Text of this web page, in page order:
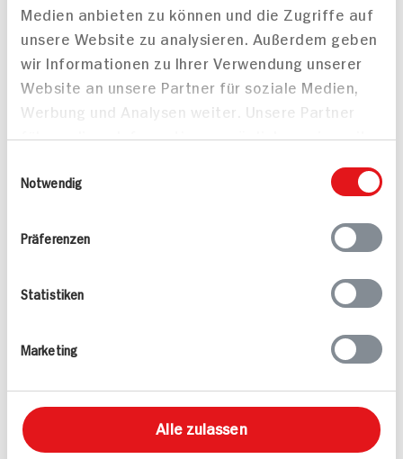
Medien anbieten zu können und die Zugriffe auf
unsere Website zu analysieren. Außerdem geben
wir Informationen zu Ihrer Verwendung unserer
Website an unsere Partner für soziale Medien,
Werbung und Analysen weiter. Unsere Partner
führen diese Informationen möglicherweise mit
bereitgestellt haben oder die sie im Rahmen
Notwendig
Präferenzen
Statistiken
Marketing
Alle zulassen
Häufig gestellte Fragen
Mehr Informationen in unserem FAQ
kontakt
hit.de
Wir beantworten gerne Ihre Fragen
Folgen Sie uns auf TikTok
Marktfinder